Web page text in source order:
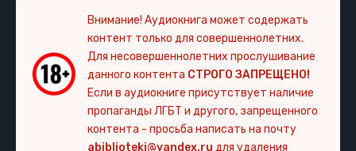
Внимание! Аудиокнига может содержать
контент только для совершеннолетних.
Для несовершеннолетних прослушивание
данного контента СТРОГО ЗАПРЕЩЕНО!
Если в аудиокниге присутствует наличие
пропаганды ЛГБТ и другого, запрещенного
контента - просьба написать на почту
abiblioteki@yandex.ru для удаления